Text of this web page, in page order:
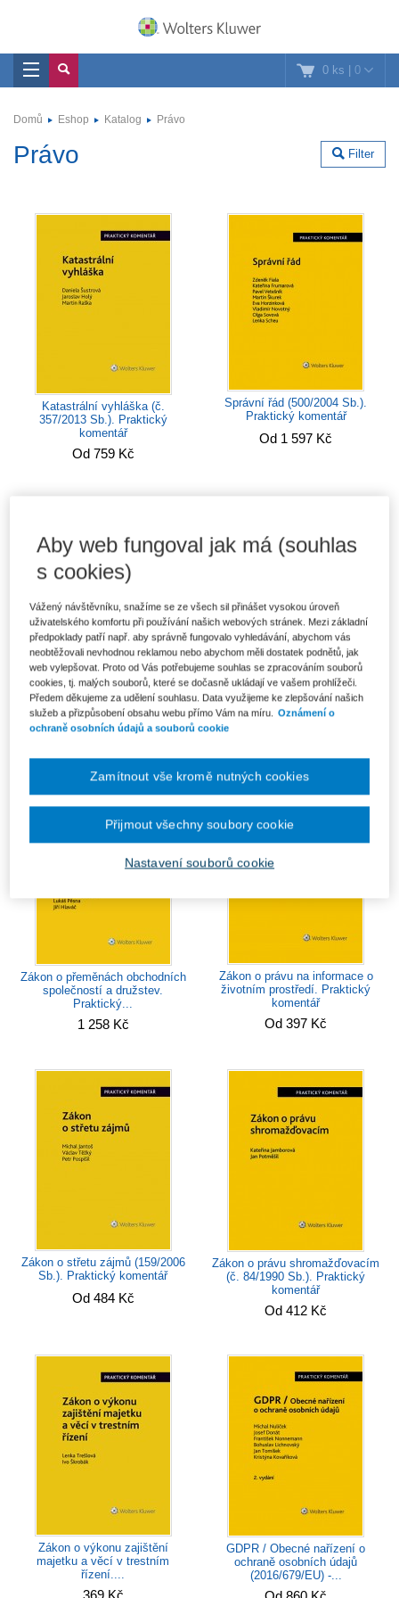
0 ks | 0
Domů Eshop Katalog Právo
Filter
Právo
Katastrální vyhláška (č.
357/2013 Sb.). Praktický
komentář
Od 759 Kč
Správní řád (500/2004 Sb.).
Praktický komentář
Od 1 597 Kč
Zákon o služebním poměru
příslušníků bezpečnostních
sborů...
Zákon o zpracování osobních
údajů (110/2019 Sb.). Praktický
komentář
Zákon o přeměnách obchodních
společností a družstev.
Praktický...
1 258 Kč
Zákon o právu na informace o
životním prostředí. Praktický
komentář
Od 397 Kč
Zákon o střetu zájmů (159/2006
Sb.). Praktický komentář
Od 484 Kč
Zákon o právu shromažďovacím
(č. 84/1990 Sb.). Praktický
komentář
Od 412 Kč
Zákon o výkonu zajištění
majetku a věcí v trestním
řízení....
369 Kč
GDPR / Obecné nařízení o
ochraně osobních údajů
(2016/679/EU) -...
Aby web fungoval jak má (souhlas
s cookies)
Vážený návštěvníku, snažíme se ze všech sil přinášet vysokou úroveň
uživatelského komfortu při používání našich webových stránek. Mezi základní
předpoklady patří např. aby správně fungovalo vyhledávání, abychom vás
neobtěžovali nevhodnou reklamou nebo abychom měli dostatek podnětů, jak
web vylepšovat. Proto od Vás potřebujeme souhlas se zpracováním souborů
cookies, tj. malých souborů, které se dočasně ukládají ve vašem prohlížeči.
Předem děkujeme za udělení souhlasu. Data využijeme ke zlepšování našich
služeb a přizpůsobení obsahu webu přímo Vám na míru.
Oznámení o
ochraně osobních údajů a souborů cookie
Nastavení souborů cookie
Zamítnout vše kromě nutných cookies
Přijmout všechny soubory cookie